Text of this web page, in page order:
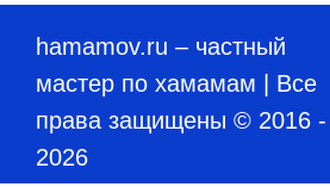
hamamov.ru – частный
мастер по хамамам | Все
права защищены © 2016 -
2026